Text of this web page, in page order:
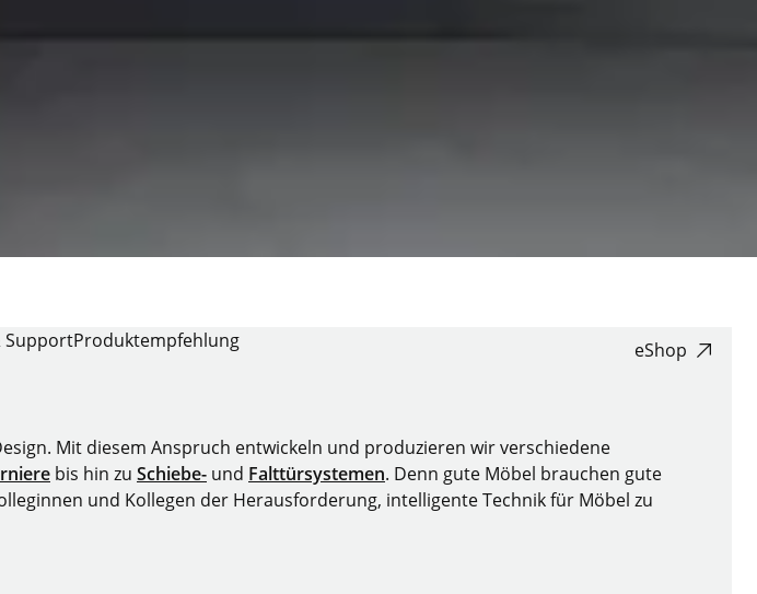
SupportProduktempfehlung eShop
Mit diesem Anspruch entwickeln und produzieren wir verschiedene
bis hin zu Schiebe- und Falttürsystemen. Denn gute Möbel brauchen gute
und Kollegen der Herausforderung, intelligente Technik für Möbel zu